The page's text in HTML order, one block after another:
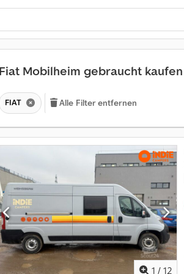
Fiat Mobilheim gebraucht kaufen
FIAT Alle Filter entfernen
1 / 12